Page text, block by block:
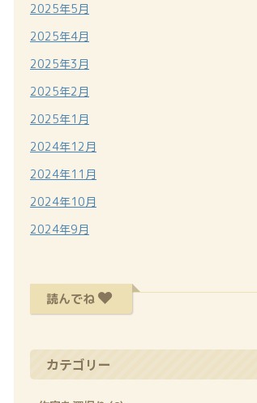
2025年5月
2025年4月
2025年3月
2025年2月
2025年1月
2024年12月
2024年11月
2024年10月
2024年9月
読んでね
カテゴリー